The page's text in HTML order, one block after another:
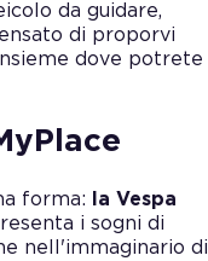
da guidare,
di proporvi
dove potrete
forma:
la Vespa
i sogni di
nell'immaginario di